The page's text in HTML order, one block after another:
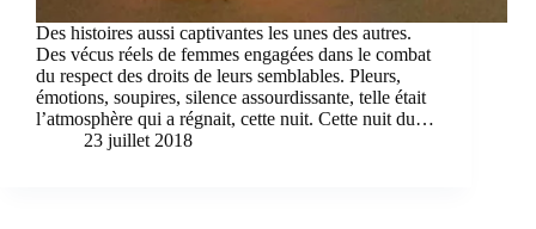
Des histoires aussi captivantes les unes des autres.
Des vécus réels de femmes engagées dans le combat
du respect des droits de leurs semblables. Pleurs,
émotions, soupires, silence assourdissante, telle était
l’atmosphère qui a régnait, cette nuit. Cette nuit du…
23 juillet 2018